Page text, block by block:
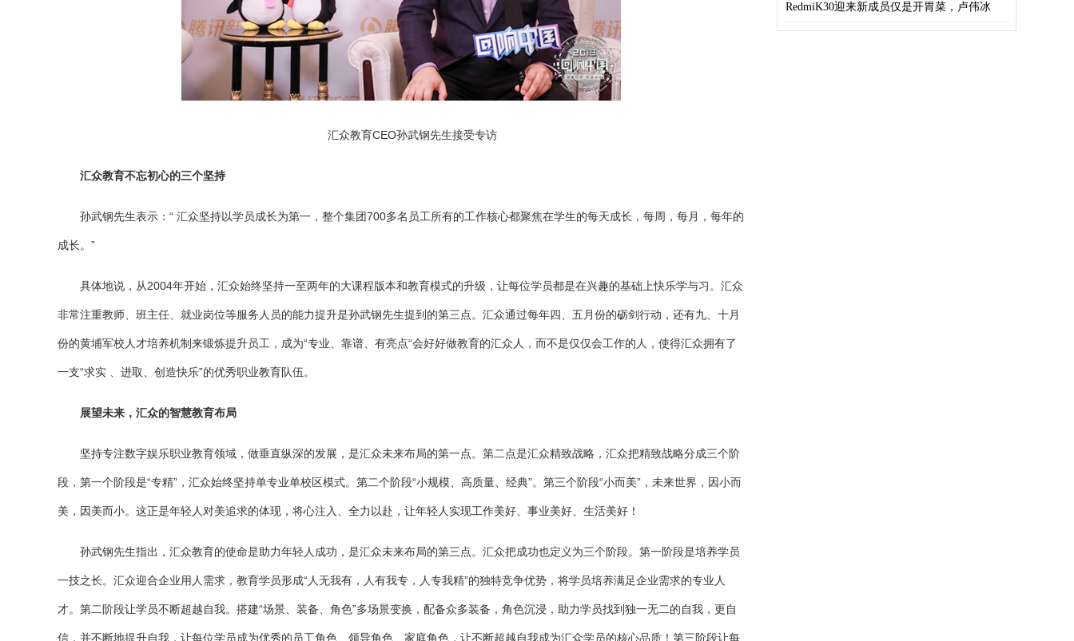
汇众教育CEO孙武钢先生接受专访
汇众教育不忘初心的三个坚持
孙武钢先生表示：“ 汇众坚持以学员成长为第一，整个集团700多名员工所有的工作核心都聚焦在学生的每天成长，每周，每月，每年的
成长。”
具体地说，从2004年开始，汇众始终坚持一至两年的大课程版本和教育模式的升级，让每位学员都是在兴趣的基础上快乐学与习。汇众
非常注重教师、班主任、就业岗位等服务人员的能力提升是孙武钢先生提到的第三点。汇众通过每年四、五月份的砺剑行动，还有九、十月
份的黄埔军校人才培养机制来锻炼提升员工，成为“专业、靠谱、有亮点“会好好做教育的汇众人，而不是仅仅会工作的人，使得汇众拥有了
一支“求实 、进取、创造快乐”的优秀职业教育队伍。
展望未来，汇众的智慧教育布局
坚持专注数字娱乐职业教育领域，做垂直纵深的发展，是汇众未来布局的第一点。第二点是汇众精致战略，汇众把精致战略分成三个阶
段，第一个阶段是“专精”，汇众始终坚持单专业单校区模式。第二个阶段“小规模、高质量、经典”。第三个阶段“小而美”，未来世界，因小而
美，因美而小。这正是年轻人对美追求的体现，将心注入、全力以赴，让年轻人实现工作美好、事业美好、生活美好！
孙武钢先生指出，汇众教育的使命是助力年轻人成功，是汇众未来布局的第三点。汇众把成功也定义为三个阶段。第一阶段是培养学员
一技之长。汇众迎合企业用人需求，教育学员形成“人无我有，人有我专，人专我精”的独特竞争优势，将学员培养满足企业需求的专业人
才。第二阶段让学员不断超越自我。搭建“场景、装备、角色”多场景变换，配备众多装备，角色沉浸，助力学员找到独一无二的自我，更自
信，并不断地提升自我，让每位学员成为优秀的员工角色、领导角色、家庭角色，让不断超越自我成为汇众学员的核心品质！第三阶段让每
RedmiK30迎来新成员仅是开胃菜，卢伟冰